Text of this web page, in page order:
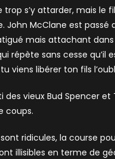
s’y attarder, mais le
John McClane est passé
mais attachant
répète sans cesse qu’il
viens libérer ton fils
des vieux Bud Spencer et
coups.
ridicules, la course
illisibles en terme de